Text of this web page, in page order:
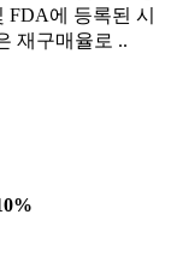
FDA에 등록된 시
재구매율로 ..